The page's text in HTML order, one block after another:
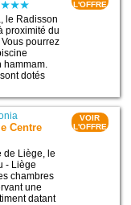
le Radisson
proximité du
pourrez
hammam.
dotés
L'OFFRE
Centre
de Liège, le
- Liège
chambres
une
datant
VOIR
L'OFFRE